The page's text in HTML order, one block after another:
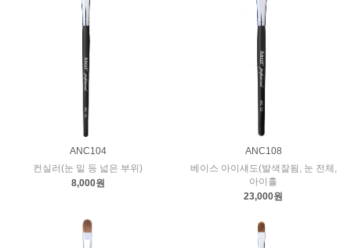
ANC104
컨실러(눈 밑 등 넓은 부위)
8,000원
ANC108
베이스 아이섀도(발색잘됨, 눈 전체,
아이홀
23,000원